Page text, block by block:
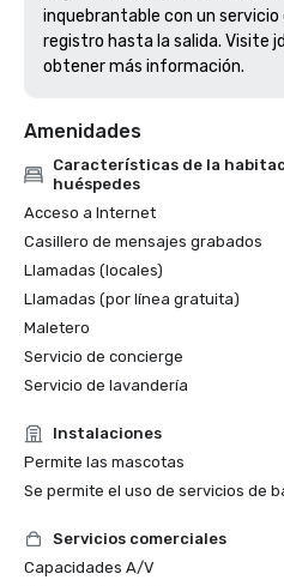
inquebrantable con un servicio
registro hasta la salida. Visite
obtener más información.
Amenidades
Características de la
huéspedes
Acceso a Internet
Casillero de mensajes grabados
Llamadas (locales)
Llamadas (por línea gratuita)
Maletero
Servicio de concierge
Servicio de lavandería
Instalaciones
Permite las mascotas
Se permite el uso de servicios de
Servicios comerciales
Capacidades A/V